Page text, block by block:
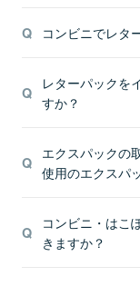
コンビニでレタ
レターパックを
すか？
エクスパックの
使用のエクスパ
コンビニ・はこ
きますか？